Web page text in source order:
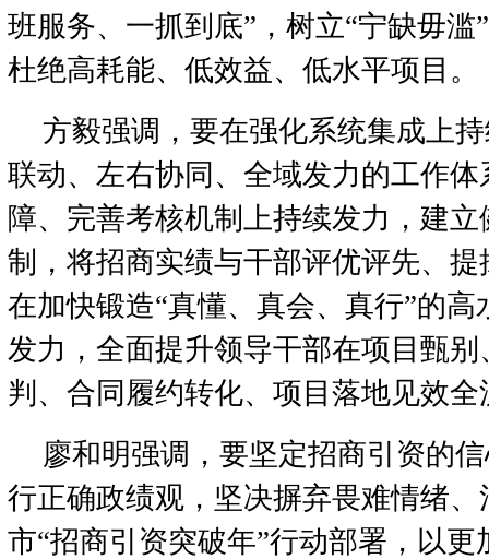
班服务、一抓到底”，树立“宁缺毋滥
杜绝高耗能、低效益、低水平项目。
方毅强调，要在强化系统集成上
联动、左右协同、全域发力的工作
障、完善考核机制上持续发力，建
制，将招商实绩与干部评优评先、
在加快锻造“真懂、真会、真行”的
发力，全面提升领导干部在项目甄
判、合同履约转化、项目落地见效
廖和明强调，要坚定招商引资的
行正确政绩观，坚决摒弃畏难情绪
市“招商引资突破年”行动部署，以